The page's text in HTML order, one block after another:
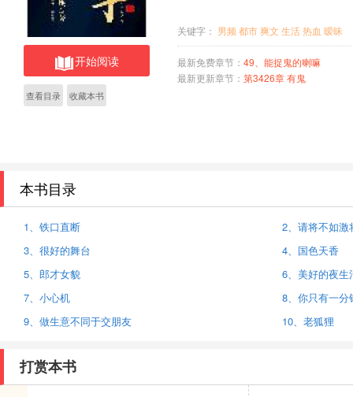
开始阅读
查看目录 收藏本书
关键字： 男频都市爽文 生活热血 暧昧
最新免费章节： 49、能捉鬼的喇嘛
最新更新章节： 第3426章 有鬼
本书目录
1、铁口直断
2、请将不如激
3、很好的舞台
4、国色天香
5、郎才女貌
6、美好的夜生
7、小心机
8、你只有一分
9、做生意不同于交朋友
10、老狐狸
打赏本书